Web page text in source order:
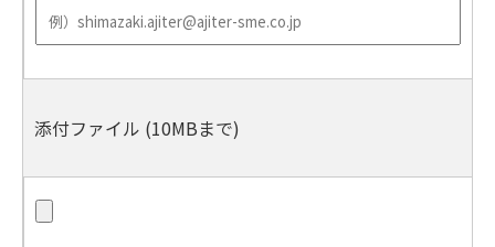
添付ファイル (10MBまで)